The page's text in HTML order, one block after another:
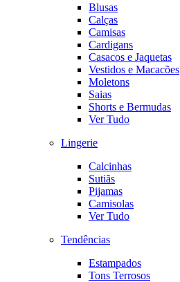
Blusas
Calças
Camisas
Cardigans
Casacos e Jaquetas
Vestidos e Macacões
Moletons
Saias
Shorts e Bermudas
Ver Tudo
Lingerie
Calcinhas
Sutiãs
Pijamas
Camisolas
Ver Tudo
Tendências
Estampados
Tons Terrosos